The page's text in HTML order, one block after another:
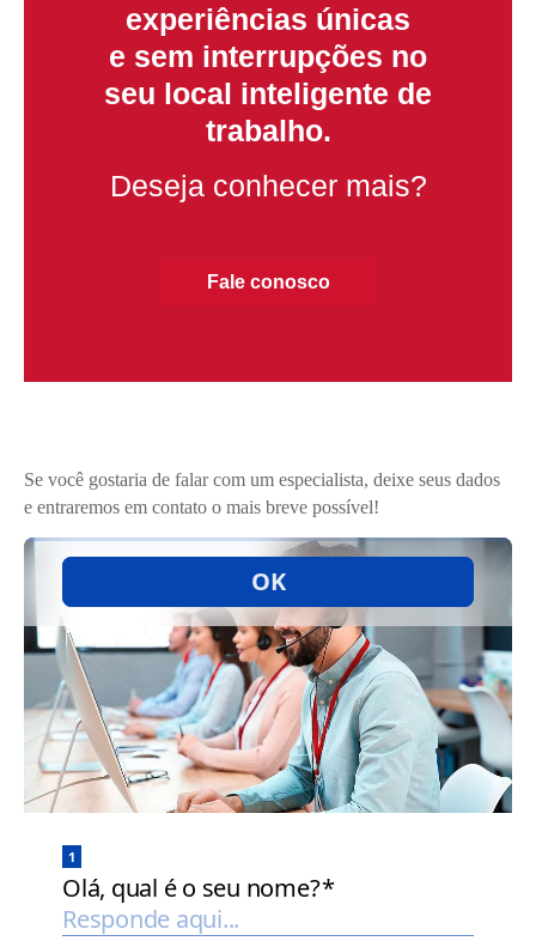
experiências únicas
e sem interrupções no
seu local inteligente de
trabalho.
Deseja conhecer mais?
Fale conosco
Se você gostaria de falar com um especialista, deixe seus dados
e entraremos em contato o mais breve possível!